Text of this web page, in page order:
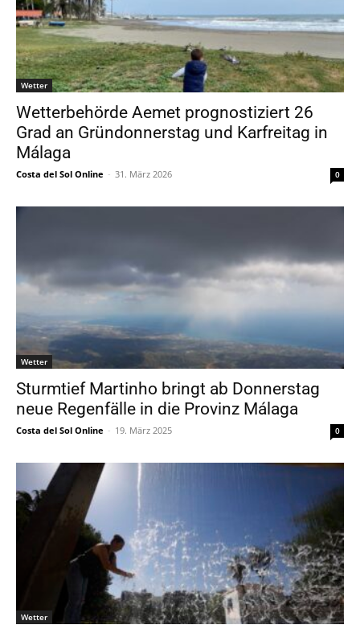
Wetter
Wetterbehörde Aemet prognostiziert 26
Grad an Gründonnerstag und Karfreitag in
Málaga
Costa del Sol Online - 31. März 2026 0
Wetter
Sturmtief Martinho bringt ab Donnerstag
neue Regenfälle in die Provinz Málaga
Costa del Sol Online - 19. März 2025 0
Wetter